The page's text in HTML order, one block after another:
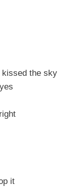
kissed the sky
it